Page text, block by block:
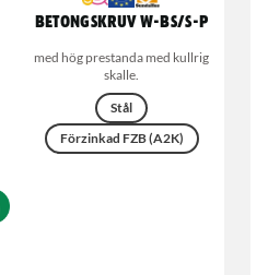
Betongskruv W-BS/S-P
med hög prestanda med kullrig
skalle.
Stål
Förzinkad FZB (A2K)